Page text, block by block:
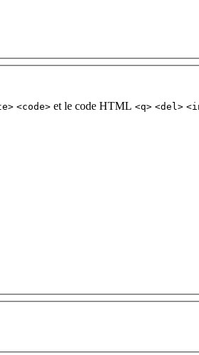
<code> et le code HTML <q> <del>